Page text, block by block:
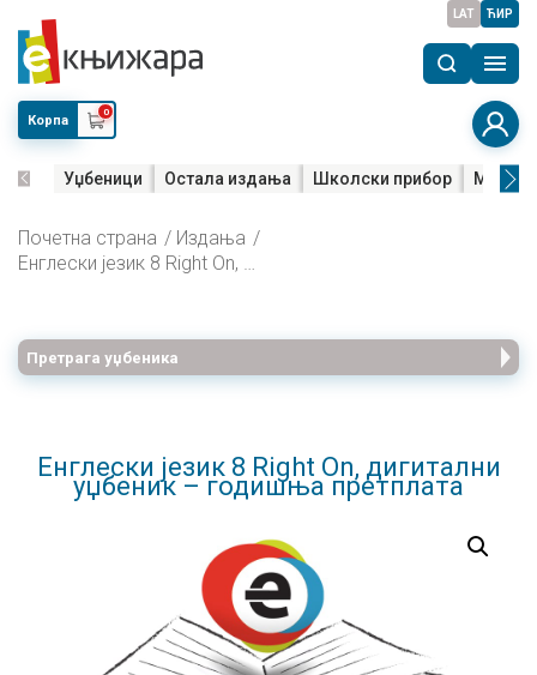
LAT ЋИР
Корпа
0
Уџбеници Остала издања Школски прибор Мала
Почетна страна
Издања
Енглески језик 8 Right On, дигитални уџбеник – годишња претплата
Претрага уџбеника
Енглески језик 8 Right On, дигитални
уџбеник – годишња претплата